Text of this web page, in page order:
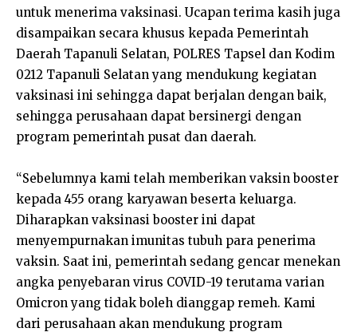
untuk menerima vaksinasi. Ucapan terima kasih juga
disampaikan secara khusus kepada Pemerintah
Daerah Tapanuli Selatan, POLRES Tapsel dan Kodim
0212 Tapanuli Selatan yang mendukung kegiatan
vaksinasi ini sehingga dapat berjalan dengan baik,
sehingga perusahaan dapat bersinergi dengan
program pemerintah pusat dan daerah.
“Sebelumnya kami telah memberikan vaksin booster
kepada 455 orang karyawan beserta keluarga.
Diharapkan vaksinasi booster ini dapat
menyempurnakan imunitas tubuh para penerima
vaksin. Saat ini, pemerintah sedang gencar menekan
angka penyebaran virus COVID-19 terutama varian
Omicron yang tidak boleh dianggap remeh. Kami
dari perusahaan akan mendukung program